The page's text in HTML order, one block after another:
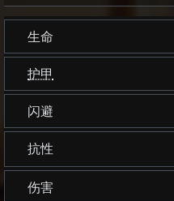
生命
护甲
闪避
抗性
伤害